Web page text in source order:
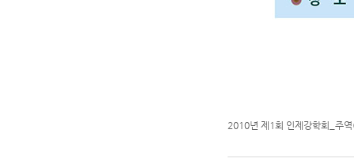
2010년 제1회 인제강학회_주